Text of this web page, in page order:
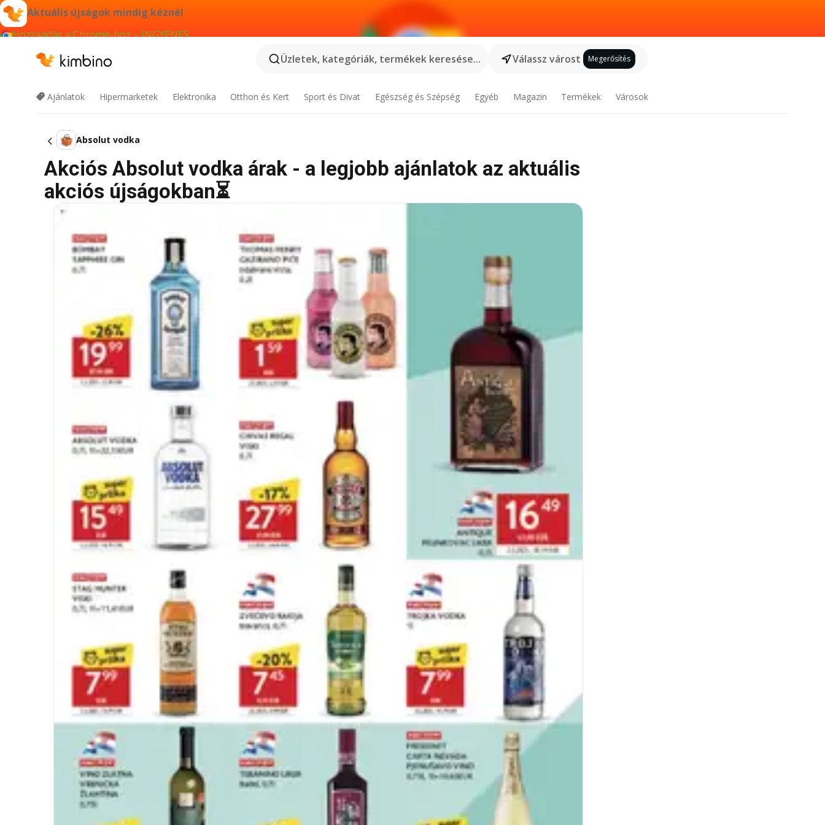
Aktuális újságok mindig kéznél
Hozzáadás a Chrome-hoz – INGYENES
Üzletek, kategóriák, termékek keresése...
Válassz várost Megerősítés
Ajánlatok Hipermarketek Elektronika Otthon és Kert Sport és Divat Egészség és Szépség Egyéb Magazin Termékek Városok
Absolut vodka
Akciós Absolut vodka árak - a legjobb ajánlatok az aktuális
akciós újságokban⏳